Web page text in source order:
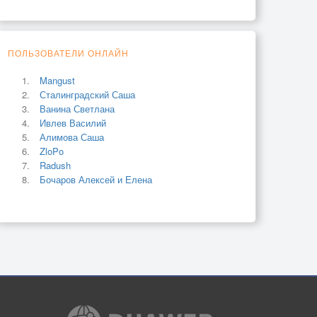
ПОЛЬЗОВАТЕЛИ ОНЛАЙН
Mangust
Сталинградский Саша
Ванина Светлана
Ивлев Василий
Алимова Саша
ZloPo
Radush
Бочаров Алексей и Елена